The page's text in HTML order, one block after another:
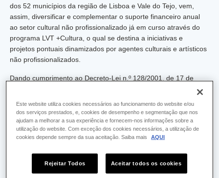
dos 52 municípios da região de Lisboa e Vale do Tejo, vem,
assim, diversificar e complementar o suporte financeiro anual
ao setor cultural não profissionalizado já em curso através do
programa LVT +Cultura, o qual se destina a iniciativas e
projetos pontuais dinamizados por agentes culturais e artísticos
não profissionalizados.
Dando cumprimento ao Decreto-Lei n.º 128/2001, de 17 de
tunas, fanfarras, ranchos folclóricos e outras agremiações
culturais que se dediquem à atividade musical, constituídas
em pessoas coletivas de direito privado sem fins lucrativos.
acrescentado (IVA), é destinado à aquisição de instrumentos
musicais, respetivo material consumível, fardamentos e
Este website utiliza cookies necessários ao funcionamento do website e/ou
dos serviços prestados, e, cookies de desempenho e segmentação que nos
ajudam a melhorar a sua experiência e fornecem-nos informações sobre a
utilização do website. Com exceção dos cookies necessários, a utilização de
cookies depende sempre da sua aceitação. Saiba mais
AQUI
Rejeitar Todos Aceitar todos os cookies